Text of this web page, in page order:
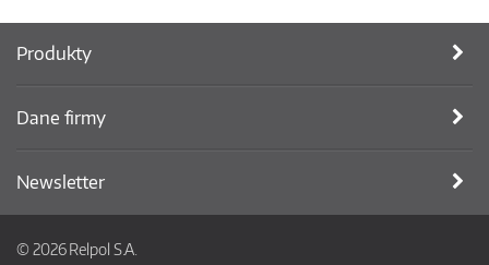
Produkty
Dane firmy
Newsletter
© 2026 Relpol S.A.